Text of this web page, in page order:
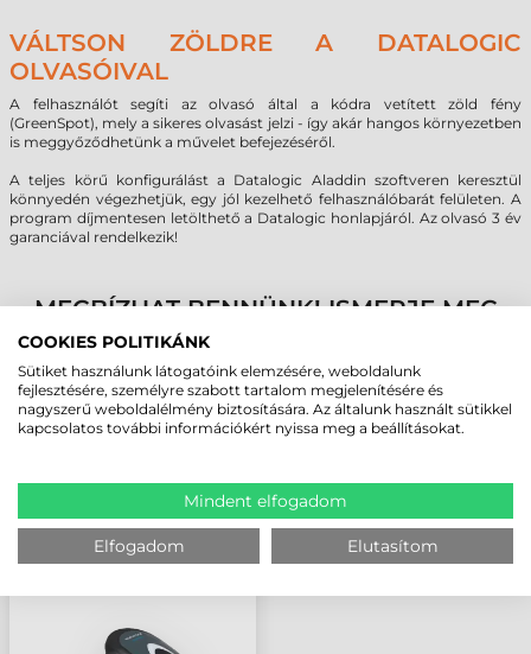
VÁLTSON ZÖLDRE A DATALOGIC
OLVASÓIVAL
A felhasználót segíti az olvasó által a kódra vetített zöld fény
(GreenSpot), mely a sikeres olvasást jelzi - így akár hangos környezetben
is meggyőződhetünk a művelet befejezéséről.
A teljes körű konfigurálást a Datalogic Aladdin szoftveren keresztül
könnyedén végezhetjük, egy jól kezelhető felhasználóbarát felületen. A
program díjmentesen letölthető a Datalogic honlapjáról. Az olvasó 3 év
garanciával rendelkezik!
MEGBÍZHAT BENNÜNK! ISMERJE MEG
VÁSÁRLÓINK VÉLEMÉNYÉT
KÖVESSE BE YOUTUBE CSATORNÁNKAT!
DATALOGIC GRYPHON
GM4132
VONALKÓDOLVASÓ
COOKIES POLITIKÁNK
Sütiket használunk látogatóink elemzésére, weboldalunk
fejlesztésére, személyre szabott tartalom megjelenítésére és
nagyszerű weboldalélmény biztosítására. Az általunk használt sütikkel
kapcsolatos további információkért nyissa meg a beállításokat.
Mindent elfogadom
Elfogadom Elutasítom